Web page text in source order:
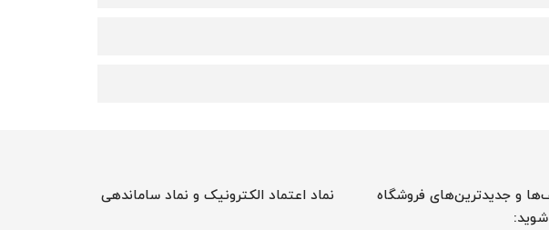
و جدیدترین‌های فروشگاه
شوید:
نماد اعتماد الکترونیک و نماد ساماندهی